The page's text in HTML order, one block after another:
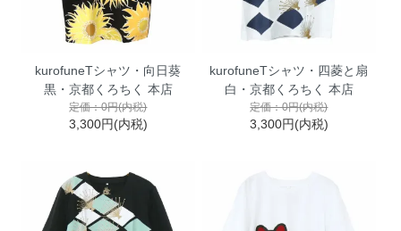
kurofuneTシャツ・向日葵
黒・京都くろちく 本店
定価：0円(内税)
3,300円(内税)
kurofuneTシャツ・四菱と扇
白・京都くろちく 本店
定価：0円(内税)
3,300円(内税)